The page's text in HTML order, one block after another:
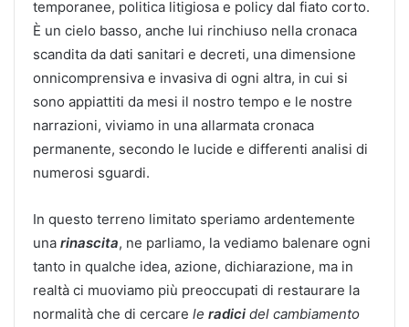
temporanee, politica litigiosa e policy dal fiato corto.
È un cielo basso, anche lui rinchiuso nella cronaca
scandita da dati sanitari e decreti, una dimensione
onnicomprensiva e invasiva di ogni altra, in cui si
sono appiattiti da mesi il nostro tempo e le nostre
narrazioni, viviamo in una allarmata cronaca
permanente, secondo le lucide e differenti analisi di
numerosi sguardi.
In questo terreno limitato speriamo ardentemente
una rinascita, ne parliamo, la vediamo balenare ogni
tanto in qualche idea, azione, dichiarazione, ma in
realtà ci muoviamo più preoccupati di restaurare la
normalità che di cercare le radici del cambiamento